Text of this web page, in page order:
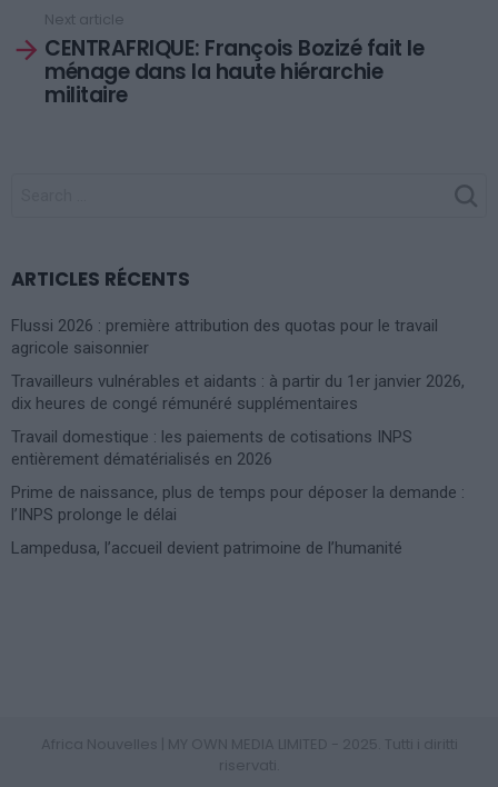
Next article
CENTRAFRIQUE: François Bozizé fait le
ménage dans la haute hiérarchie
militaire
ARTICLES RÉCENTS
Flussi 2026 : première attribution des quotas pour le travail
agricole saisonnier
Travailleurs vulnérables et aidants : à partir du 1er janvier 2026,
dix heures de congé rémunéré supplémentaires
Travail domestique : les paiements de cotisations INPS
entièrement dématérialisés en 2026
Prime de naissance, plus de temps pour déposer la demande :
l’INPS prolonge le délai
Lampedusa, l’accueil devient patrimoine de l’humanité